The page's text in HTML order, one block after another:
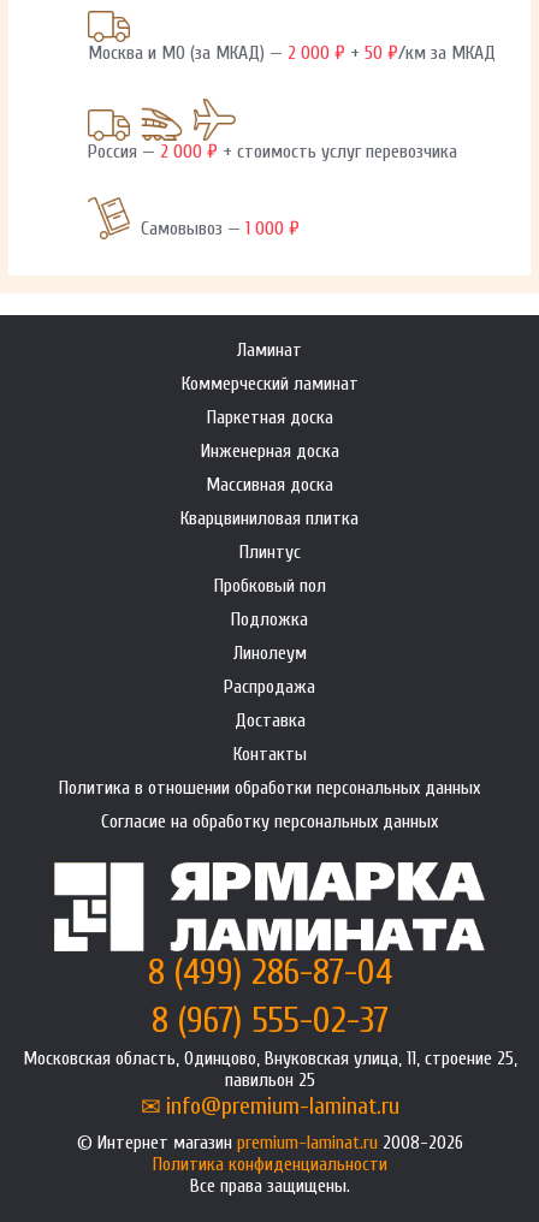
Москва и МО (за МКАД) — 2 000 ₽ +50 ₽/км за МКАД
Россия — 2 000 ₽ + стоимость услуг перевозчика
Самовывоз —1 000 ₽
Ламинат
Коммерческий ламинат
Паркетная доска
Инженерная доска
Массивная доска
Кварцвиниловая плитка
Плинтус
Пробковый пол
Подложка
Линолеум
Распродажа
Доставка
Контакты
Политика в отношении обработки персональных данных
Согласие на обработку персональных данных
8 (499) 286-87-04
8 (967) 555-02-37
Московская область, Одинцово, Внуковская улица, 11, строение 25,
павильон 25
info@premium-laminat.ru
Интернет магазин premium-laminat.ru2008-2026
Политика конфиденциальности
Все права защищены.